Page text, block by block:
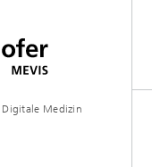
Medizin